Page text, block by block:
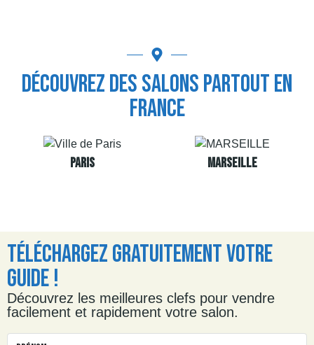
Découvrez Des Salons Partout En
France
PARIS MARSEILLE
Téléchargez Gratuitement Votre
Guide !
Découvrez les meilleures clefs pour vendre
facilement et rapidement votre salon.